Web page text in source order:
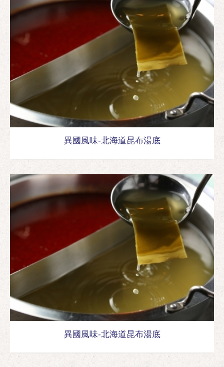
異國風味-北海道昆布湯底
異國風味-北海道昆布湯底